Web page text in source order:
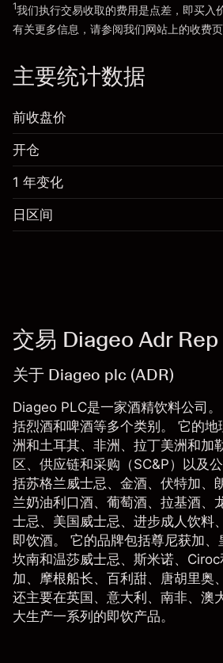
1我们执行交易收取的费用是点差，即买入
有关更多信息，请参阅我们网站上的收费
主要统计数据
前收盘价
开仓
1 年变化
日区间
交易 Diageo Adr
关于 Diageo plc (ADR)
Diageo PLC是一家酒精饮料公司
括烈酒和啤酒等多个类别。 它的
洲和土耳其、非洲、拉丁美洲和加
区、供应链和采购（SC&P）以及
括苏格兰威士忌、金酒、伏特加、
兰奶油利口酒、葡萄酒、拉基酒、
士忌、美国威士忌、进步成人饮料
即饮酒。 它的品牌包括尊尼获加
坎南和温莎威士忌、斯米诺、
加、摩根船长、百利甜、唐胡里奥
还主要在英国、意大利、南非、澳
大生产一系列的即饮产品。